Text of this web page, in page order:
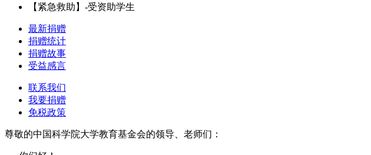
【紧急救助】-受资助学生
最新捐赠
捐赠统计
捐赠故事
受益感言
联系我们
我要捐赠
免税政策
尊敬的中国科学院大学教育基金会的领导、老师们：